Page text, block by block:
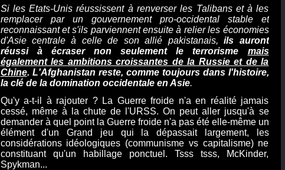
Si les Etats-Unis réussissent à renverser les Talibans et à les
remplacer par un gouvernement pro-occidental stable et
reconnaissant et s'ils parviennent ensuite à relier les économies
d'Asie centrale à celle de son allié pakistanais, ils auront
réussi à écraser non seulement le terrorisme mais
également les ambitions croissantes de la Russie et de la
Chine. L'Afghanistan reste, comme toujours dans l'histoire,
la clé de la domination occidentale en Asie.
Qu'y a-t-il à rajouter ? La Guerre froide n'a en réalité jamais
cessé, même à la chute de l'URSS. On peut aller jusqu'à se
demander à quel point la Guerre froide n'a pas été elle-même un
élément d'un Grand jeu qui la dépassait largement, les
considérations idéologiques (communisme vs capitalisme) ne
constituant qu'un habillage ponctuel. Tsss tsss, McKinder,
Spykman...